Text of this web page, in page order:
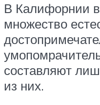
В Калифорнии
множество
составляют
из них.